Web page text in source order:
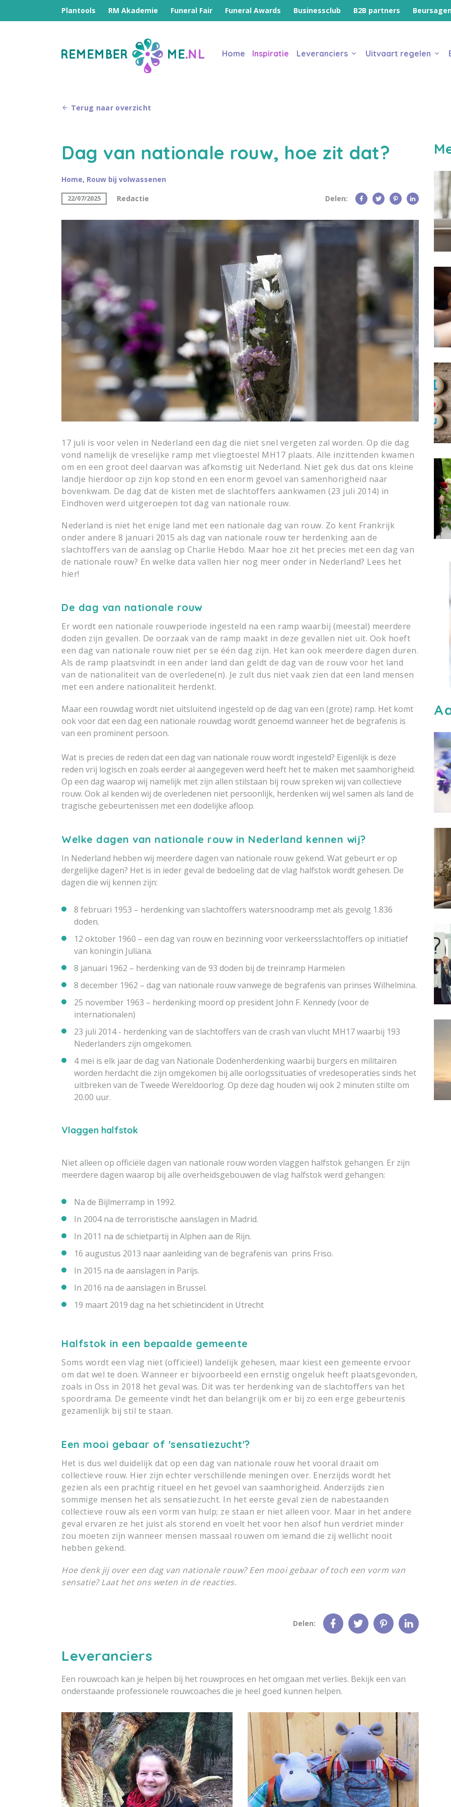
Plantools RM Akademie Funeral Fair Funeral Awards Businessclub B2B partners
Home Inspiratie Leveranciers Uitvaart regelen
Terug naar overzicht
Dag van nationale rouw, hoe zit dat?
Home, Rouw bij volwassenen
22/07/2025 Redactie Delen:
17 juli is voor velen in Nederland een dag die niet snel vergeten zal worden. Op die dag
vond namelijk de vreselijke ramp met vliegtoestel MH17 plaats. Alle inzittenden kwamen
om en een groot deel daarvan was afkomstig uit Nederland. Niet gek dus dat ons kleine
landje hierdoor op zijn kop stond en een enorm gevoel van samenhorigheid naar
bovenkwam. De dag dat de kisten met de slachtoffers aankwamen (23 juli 2014) in
Eindhoven werd uitgeroepen tot dag van nationale rouw.
Nederland is niet het enige land met een nationale dag van rouw. Zo kent Frankrijk
onder andere 8 januari 2015 als dag van nationale rouw ter herdenking aan de
slachtoffers van de aanslag op Charlie Hebdo. Maar hoe zit het precies met een dag van
de nationale rouw? En welke data vallen hier nog meer onder in Nederland? Lees het
hier!
De dag van nationale rouw
Er wordt een nationale rouwperiode ingesteld na een ramp waarbij (meestal) meerdere
doden zijn gevallen. De oorzaak van de ramp maakt in deze gevallen niet uit. Ook hoeft
een dag van nationale rouw niet per se één dag zijn. Het kan ook meerdere dagen duren.
Als de ramp plaatsvindt in een ander land dan geldt de dag van de rouw voor het land
van de nationaliteit van de overledene(n). Je zult dus niet vaak zien dat een land mensen
met een andere nationaliteit herdenkt.
Maar een rouwdag wordt niet uitsluitend ingesteld op de dag van een (grote) ramp. Het komt
ook voor dat een dag een nationale rouwdag wordt genoemd wanneer het de begrafenis is
van een prominent persoon.
Wat is precies de reden dat een dag van nationale rouw wordt ingesteld? Eigenlijk is deze
reden vrij logisch en zoals eerder al aangegeven werd heeft het te maken met saamhorigheid.
Op een dag waarop wij namelijk met zijn allen stilstaan bij rouw spreken wij van collectieve
rouw. Ook al kenden wij de overledenen niet persoonlijk, herdenken wij wel samen als land de
tragische gebeurtenissen met een dodelijke afloop.
Welke dagen van nationale rouw in Nederland kennen wij?
In Nederland hebben wij meerdere dagen van nationale rouw gekend. Wat gebeurt er op
dergelijke dagen? Het is in ieder geval de bedoeling dat de vlag halfstok wordt gehesen. De
dagen die wij kennen zijn:
8 februari 1953 – herdenking van slachtoffers watersnoodramp met als gevolg 1.836
doden.
12 oktober 1960 – een dag van rouw en bezinning voor verkeersslachtoffers op initiatief
van koningin Juliana.
8 januari 1962 – herdenking van de 93 doden bij de treinramp Harmelen
8 december 1962 – dag van nationale rouw vanwege de begrafenis van prinses Wilhelmina.
25 november 1963 – herdenking moord op president John F. Kennedy (voor de
internationalen)
23 juli 2014 - herdenking van de slachtoffers van de crash van vlucht MH17 waarbij 193
Nederlanders zijn omgekomen.
4 mei is elk jaar de dag van Nationale Dodenherdenking waarbij burgers en militairen
worden herdacht die zijn omgekomen bij alle oorlogssituaties of vredesoperaties sinds het
uitbreken van de Tweede Wereldoorlog. Op deze dag houden wij ook 2 minuten stilte om
20.00 uur.
Vlaggen halfstok
Niet alleen op officiële dagen van nationale rouw worden vlaggen halfstok gehangen. Er zijn
meerdere dagen waarop bij alle overheidsgebouwen de vlag halfstok werd gehangen:
Na de Bijlmerramp in 1992.
In 2004 na de terroristische aanslagen in Madrid.
In 2011 na de schietpartij in Alphen aan de Rijn.
16 augustus 2013 naar aanleiding van de begrafenis van prins Friso.
In 2015 na de aanslagen in Parijs.
In 2016 na de aanslagen in Brussel.
19 maart 2019 dag na het schietincident in Utrecht
Halfstok in een bepaalde gemeente
Soms wordt een vlag niet (officieel) landelijk gehesen, maar kiest een gemeente ervoor
om dat wel te doen. Wanneer er bijvoorbeeld een ernstig ongeluk heeft plaatsgevonden,
zoals in Oss in 2018 het geval was. Dit was ter herdenking van de slachtoffers van het
spoordrama. De gemeente vindt het dan belangrijk om er bij zo een erge gebeurtenis
gezamenlijk bij stil te staan.
Een mooi gebaar of 'sensatiezucht'?
Het is dus wel duidelijk dat op een dag van nationale rouw het vooral draait om
collectieve rouw. Hier zijn echter verschillende meningen over. Enerzijds wordt het
gezien als een prachtig ritueel en het gevoel van saamhorigheid. Anderzijds zien
sommige mensen het als sensatiezucht. In het eerste geval zien de nabestaanden
collectieve rouw als een vorm van hulp; ze staan er niet alleen voor. Maar in het andere
geval ervaren ze het juist als storend en voelt het voor hen alsof hun verdriet minder
zou moeten zijn wanneer mensen massaal rouwen om iemand die zij wellicht nooit
hebben gekend.
Hoe denk jij over een dag van nationale rouw? Een mooi gebaar of toch een vorm van
sensatie? Laat het ons weten in de reacties.
Delen:
Leveranciers
Een rouwcoach kan je helpen bij het rouwproces en het omgaan met verlies. Bekijk een van
onderstaande professionele rouwcoaches die je heel goed kunnen helpen.